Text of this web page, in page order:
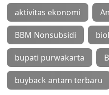
aktivitas ekonomi
BBM Nonsubsidi
bupati purwakarta
buyback antam terbaru